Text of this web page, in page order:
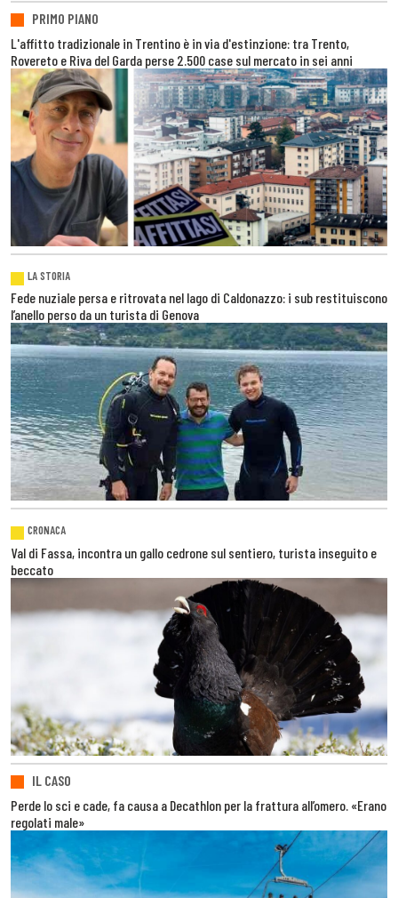
PRIMO PIANO
L'affitto tradizionale in Trentino è in via d'estinzione: tra Trento,
Rovereto e Riva del Garda perse 2.500 case sul mercato in sei anni
LA STORIA
Fede nuziale persa e ritrovata nel lago di Caldonazzo: i sub restituiscono
l’anello perso da un turista di Genova
CRONACA
Val di Fassa, incontra un gallo cedrone sul sentiero, turista inseguito e
beccato
IL CASO
Perde lo sci e cade, fa causa a Decathlon per la frattura all’omero. «Erano
regolati male»